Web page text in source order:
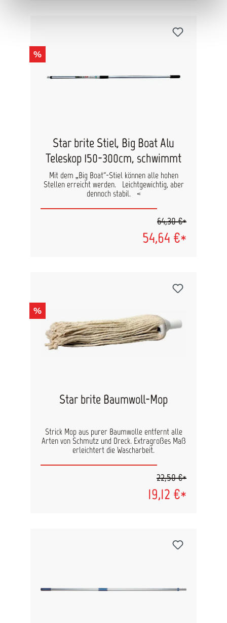
%
Star brite Stiel, Big Boat Alu
Teleskop 150-300cm, schwimmt
Mit dem „Big Boat“-Stiel können alle hohen
Stellen erreicht werden. Leichtgewichtig, aber
dennoch stabil. <
54,64 €*
64,30 €*
%
Star brite Baumwoll-Mop
Strick Mop aus purer Baumwolle entfernt alle
Arten von Schmutz und Dreck. Extragroßes Maß
erleichtert die Wascharbeit.
19,12 €*
22,50 €*